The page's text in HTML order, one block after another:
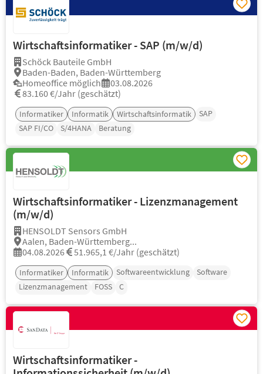
Wirtschaftsinformatiker - SAP (m/w/d)
Schöck Bauteile GmbH
Baden-Baden, Baden-Württemberg
Homeoffice möglich
03.08.2026
83.160 €/Jahr (geschätzt)
Informatiker Informatik Wirtschaftsinformatik
SAP
SAP FI/CO
S/4HANA Beratung
Wirtschaftsinformatiker - Lizenzmanagement
(m/w/d)
HENSOLDT Sensors GmbH
Aalen, Baden-Württemberg...
04.08.2026
51.965,1 €/Jahr (geschätzt)
Informatiker Informatik Softwareentwicklung
Software
Lizenzmanagement
FOSS C
Wirtschaftsinformatiker -